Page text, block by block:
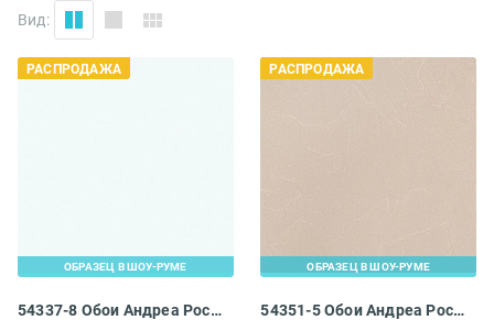
Вид:
РАСПРОДАЖА
ОБРАЗЕЦ В ШОУ-РУМЕ
54337-8 Обои Андреа Росси Спектрум
РАСПРОДАЖА
ОБРАЗЕЦ В ШОУ-РУМЕ
54351-5 Обои Андреа Росси Спектрум Плюс